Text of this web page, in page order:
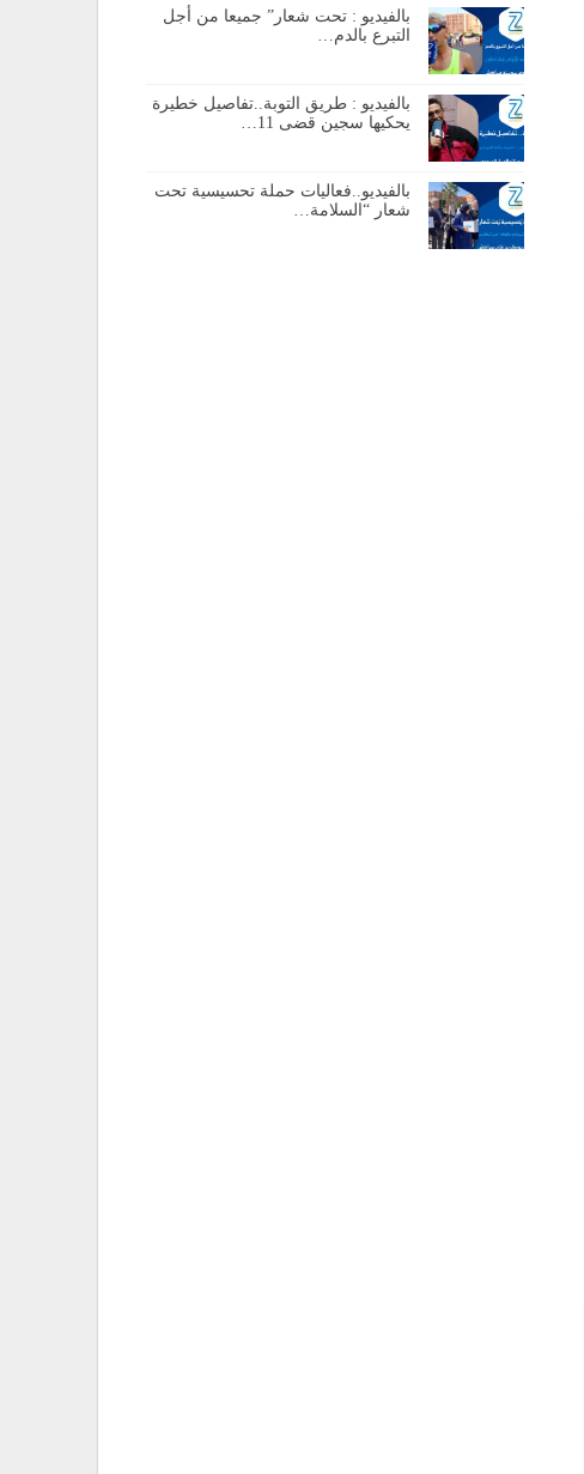
بالفيديو : تحت شعار” جميعا من أجل
التبرع بالدم…
بالفيديو : طريق التوبة..تفاصيل خطيرة
يحكيها سجين قضى 11…
بالفيديو..فعاليات حملة تحسيسية تحت
شعار “السلامة…